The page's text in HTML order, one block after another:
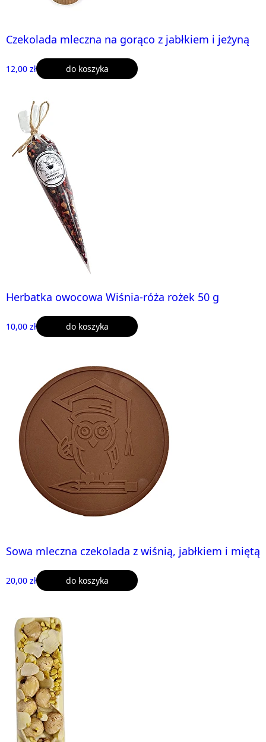
Czekolada mleczna na gorąco z jabłkiem i jeżyną
12,00 zł do koszyka
Herbatka owocowa Wiśnia-róża rożek 50 g
10,00 zł do koszyka
Sowa mleczna czekolada z wiśnią, jabłkiem i miętą
20,00 zł do koszyka